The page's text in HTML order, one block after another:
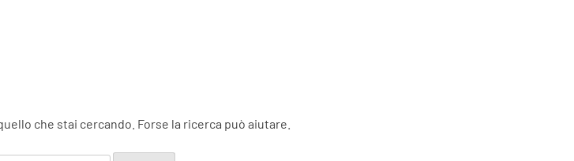
che stai cercando. Forse la ricerca può aiutare.